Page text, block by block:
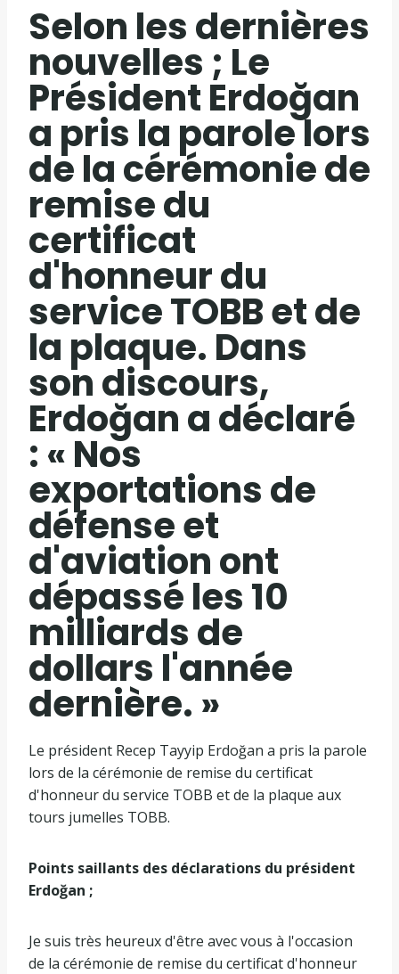
Selon les dernières
nouvelles ; Le
Président Erdoğan
a pris la parole lors
de la cérémonie de
remise du
certificat
d'honneur du
service TOBB et de
la plaque. Dans
son discours,
Erdoğan a déclaré
: « Nos
exportations de
défense et
d'aviation ont
dépassé les 10
milliards de
dollars l'année
dernière. »
Le président Recep Tayyip Erdoğan a pris la parole
lors de la cérémonie de remise du certificat
d'honneur du service TOBB et de la plaque aux
tours jumelles TOBB.
Points saillants des déclarations du président
Erdoğan ;
Je suis très heureux d'être avec vous à l'occasion
de la cérémonie de remise du certificat d'honneur